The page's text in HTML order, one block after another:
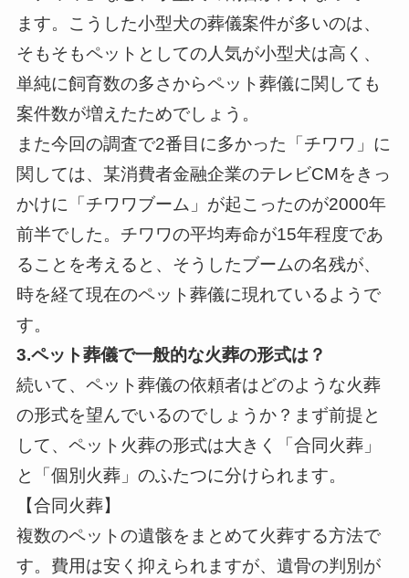
ます。こうした小型犬の葬儀案件が多いのは、
そもそもペットとしての人気が小型犬は高く、
単純に飼育数の多さからペット葬儀に関しても
案件数が増えたためでしょう。
また今回の調査で2番目に多かった「チワワ」に
関しては、某消費者金融企業のテレビCMをきっ
かけに「チワワブーム」が起こったのが2000年
前半でした。チワワの平均寿命が15年程度であ
ることを考えると、そうしたブームの名残が、
時を経て現在のペット葬儀に現れているようで
す。
3.ペット葬儀で一般的な火葬の形式は？
続いて、ペット葬儀の依頼者はどのような火葬
の形式を望んでいるのでしょうか？まず前提と
して、ペット火葬の形式は大きく「合同火葬」
と「個別火葬」のふたつに分けられます。
【合同火葬】
複数のペットの遺骸をまとめて火葬する方法で
す。費用は安く抑えられますが、遺骨の判別が